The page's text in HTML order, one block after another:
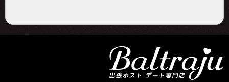
ご注文に関するご入力